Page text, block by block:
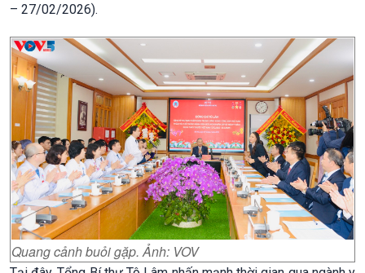
– 27/02/2026).
Quang cảnh buỏi gặp. Ảnh: VOV